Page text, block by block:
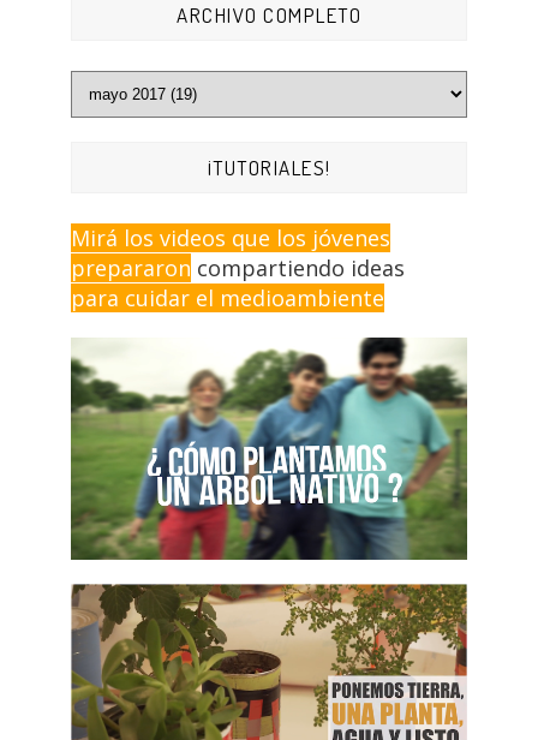
ARCHIVO COMPLETO
¡TUTORIALES!
Mirá los videos que los jóvenes
prepararon compartiendo ideas
para cuidar el medioambiente